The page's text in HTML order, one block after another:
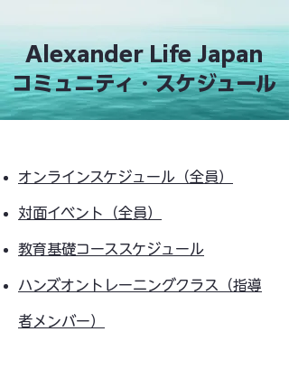
Alexander Life Japan
コミュニティ・​スケジュール
オンラインスケジュール（全員）
対面イベント（全員）
​教育基礎コーススケジュール
ハンズオントレーニングクラス（指導
者メンバー）